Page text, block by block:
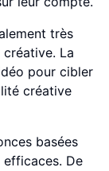
très
La
pour cibler
créative
basées
De